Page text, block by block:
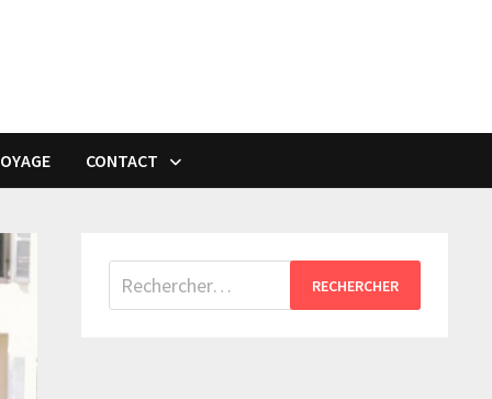
CONTACT
Rechercher :